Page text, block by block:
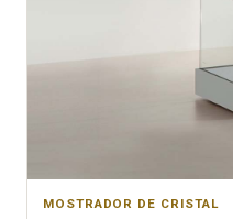
MOSTRADOR DE CRISTAL